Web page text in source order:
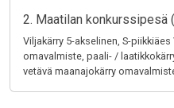
2. Maatilan konkurssipesä
Viljakärry 5-akselinen, S-
omavalmiste, paali- /
vetävä maanajokärry